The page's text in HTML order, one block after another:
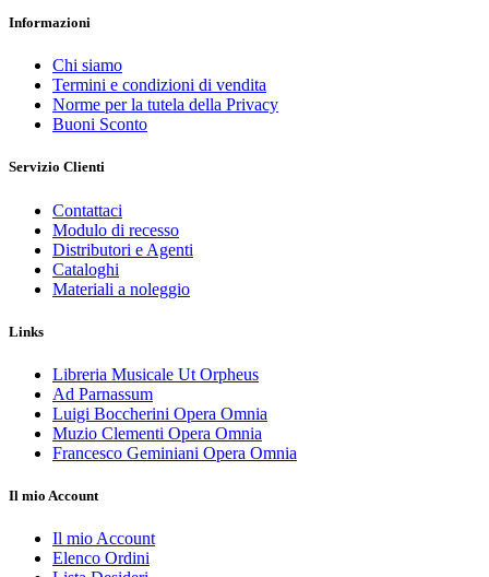
Informazioni
Chi siamo
Termini e condizioni di vendita
Norme per la tutela della Privacy
Buoni Sconto
Servizio Clienti
Contattaci
Modulo di recesso
Distributori e Agenti
Cataloghi
Materiali a noleggio
Links
Libreria Musicale Ut Orpheus
Ad Parnassum
Luigi Boccherini Opera Omnia
Muzio Clementi Opera Omnia
Francesco Geminiani Opera Omnia
Il mio Account
Il mio Account
Elenco Ordini